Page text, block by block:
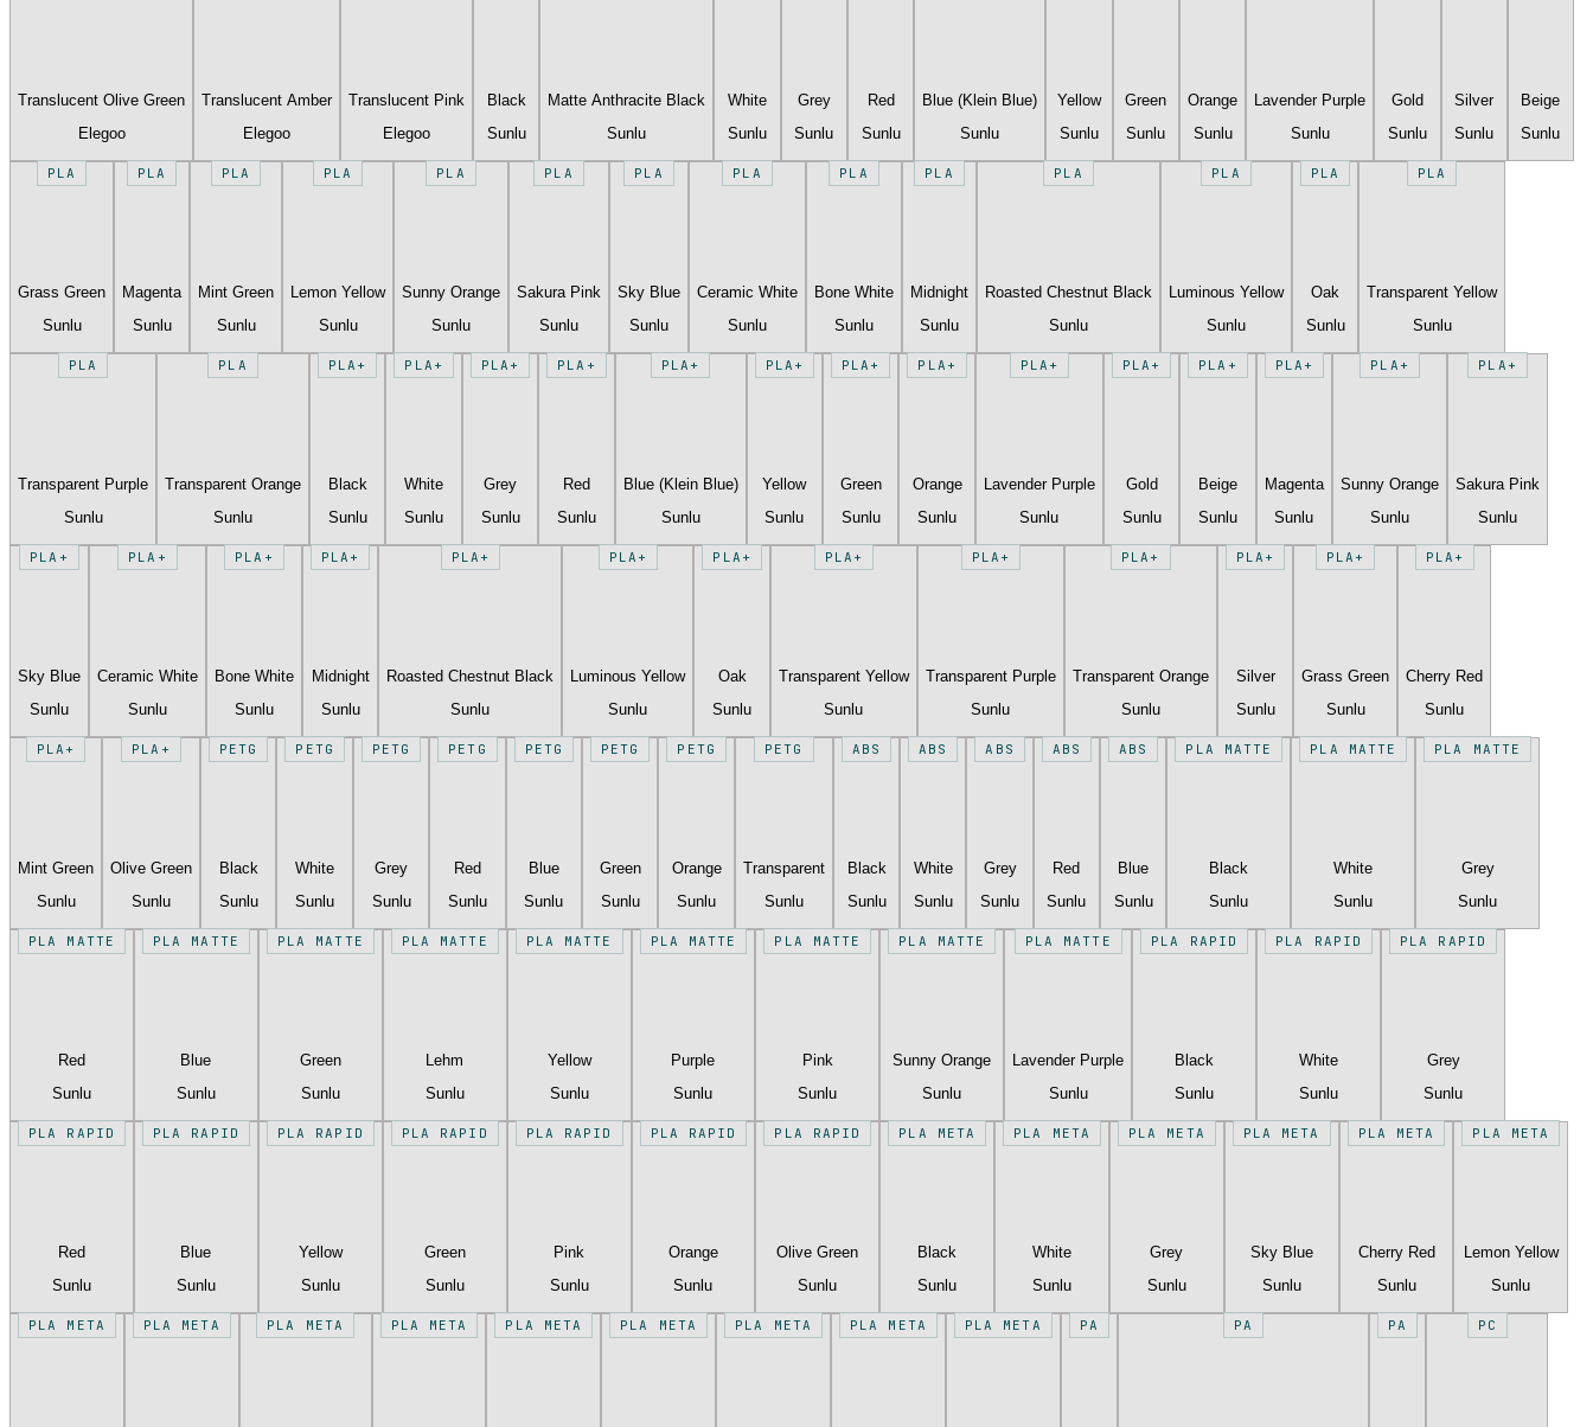
Translucent Olive Green
Elegoo
Translucent Amber
Elegoo
Translucent Pink
Elegoo
Black
Sunlu
Matte Anthracite Black
Sunlu
White
Sunlu
Grey
Sunlu
Red
Sunlu
Blue (Klein Blue)
Sunlu
Yellow
Sunlu
Green
Sunlu
Orange
Sunlu
Lavender Purple
Sunlu
Gold
Sunlu
Silver
Sunlu
Beige
Sunlu
PLA
Grass Green
Sunlu
PLA
Magenta
Sunlu
PLA
Mint Green
Sunlu
PLA
Lemon Yellow
Sunlu
PLA
Sunny Orange
Sunlu
PLA
Sakura Pink
Sunlu
PLA
Sky Blue
Sunlu
PLA
Ceramic White
Sunlu
PLA
Bone White
Sunlu
PLA
Midnight
Sunlu
PLA
Roasted Chestnut Black
Sunlu
PLA
Luminous Yellow
Sunlu
PLA
Oak
Sunlu
PLA
Transparent Yellow
Sunlu
PLA
Transparent Purple
Sunlu
PLA
Transparent Orange
Sunlu
PLA+
Black
Sunlu
PLA+
White
Sunlu
PLA+
Grey
Sunlu
PLA+
Red
Sunlu
PLA+
Blue (Klein Blue)
Sunlu
PLA+
Yellow
Sunlu
PLA+
Green
Sunlu
PLA+
Orange
Sunlu
PLA+
Lavender Purple
Sunlu
PLA+
Gold
Sunlu
PLA+
Beige
Sunlu
PLA+
Magenta
Sunlu
PLA+
Sunny Orange
Sunlu
PLA+
Sakura Pink
Sunlu
PLA+
Sky Blue
Sunlu
PLA+
Ceramic White
Sunlu
PLA+
Bone White
Sunlu
PLA+
Midnight
Sunlu
PLA+
Roasted Chestnut Black
Sunlu
PLA+
Luminous Yellow
Sunlu
PLA+
Oak
Sunlu
PLA+
Transparent Yellow
Sunlu
PLA+
Transparent Purple
Sunlu
PLA+
Transparent Orange
Sunlu
PLA+
Silver
Sunlu
PLA+
Grass Green
Sunlu
PLA+
Cherry Red
Sunlu
PLA+
Mint Green
Sunlu
PLA+
Olive Green
Sunlu
PETG
Black
Sunlu
PETG
White
Sunlu
PETG
Grey
Sunlu
PETG
Red
Sunlu
PETG
Blue
Sunlu
PETG
Green
Sunlu
PETG
Orange
Sunlu
PETG
Transparent
Sunlu
ABS
Black
Sunlu
ABS
White
Sunlu
ABS
Grey
Sunlu
ABS
Red
Sunlu
ABS
Blue
Sunlu
PLA MATTE
Black
Sunlu
PLA MATTE
White
Sunlu
PLA MATTE
Grey
Sunlu
PLA MATTE
Red
Sunlu
PLA MATTE
Blue
Sunlu
PLA MATTE
Green
Sunlu
PLA MATTE
Lehm
Sunlu
PLA MATTE
Yellow
Sunlu
PLA MATTE
Purple
Sunlu
PLA MATTE
Pink
Sunlu
PLA MATTE
Sunny Orange
Sunlu
PLA MATTE
Lavender Purple
Sunlu
PLA RAPID
Black
Sunlu
PLA RAPID
White
Sunlu
PLA RAPID
Grey
Sunlu
PLA RAPID
Red
Sunlu
PLA RAPID
Blue
Sunlu
PLA RAPID
Yellow
Sunlu
PLA RAPID
Green
Sunlu
PLA RAPID
Pink
Sunlu
PLA RAPID
Orange
Sunlu
PLA RAPID
Olive Green
Sunlu
PLA META
Black
Sunlu
PLA META
White
Sunlu
PLA META
Grey
Sunlu
PLA META
Sky Blue
Sunlu
PLA META
Cherry Red
Sunlu
PLA META
Lemon Yellow
Sunlu
PLA META PLA META PLA META PLA META PLA META PLA META PLA META PLA META PLA META PA PA PA PC